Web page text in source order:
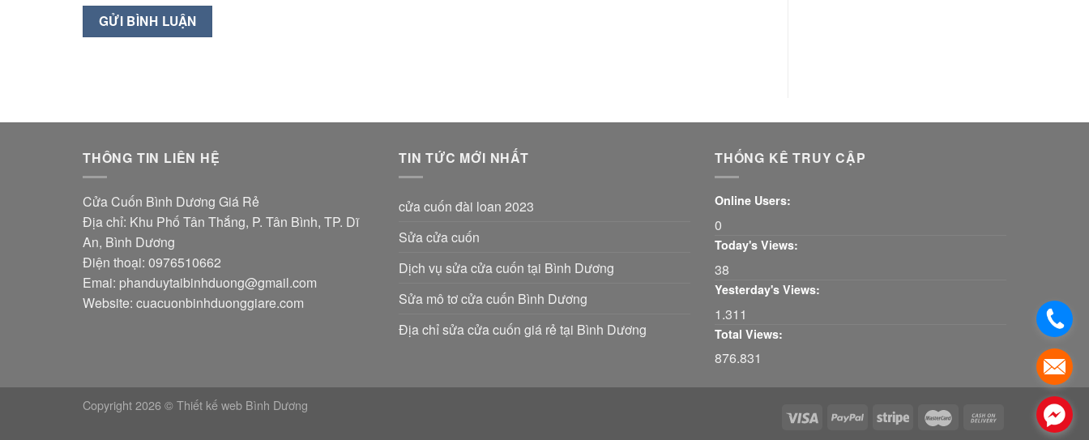
THÔNG TIN LIÊN HỆ
Cửa Cuốn Bình Dương Giá Rẻ
Địa chỉ: Khu Phố Tân Thắng, P. Tân Bình, TP. Dĩ
An, Bình Dương
Điện thoại: 0976510662
Emai: phanduytaibinhduong@gmail.com
Website: cuacuonbinhduonggiare.com
TIN TỨC MỚI NHẤT
cửa cuốn đài loan 2023
Sửa cửa cuốn
Dịch vụ sửa cửa cuốn tại Bình Dương
Sửa mô tơ cửa cuốn Bình Dương
Địa chỉ sửa cửa cuốn giá rẻ tại Bình Dương
THỐNG KÊ TRUY CẬP
Online Users:
0
Today's Views:
38
Yesterday's Views:
1.311
Total Views:
876.831
Copyright 2026 © Thiết kế web Bình Dương